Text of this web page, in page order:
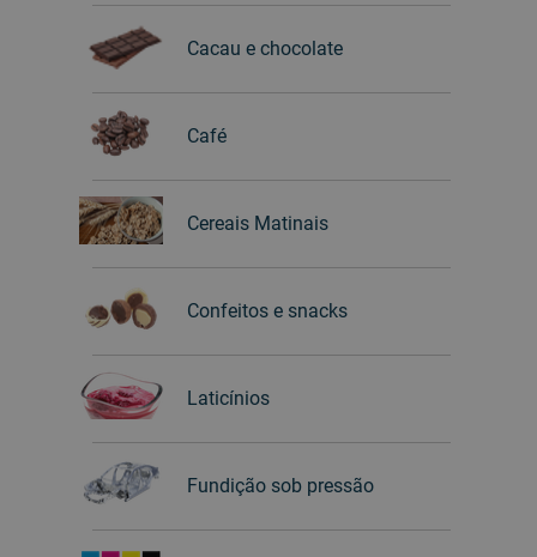
Cacau e chocolate
Café
Cereais Matinais
Confeitos e snacks
Laticínios
Fundição sob pressão